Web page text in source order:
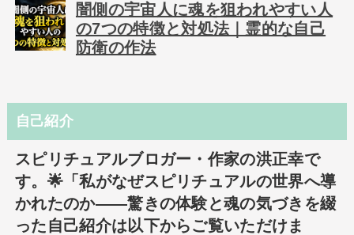
闇側の宇宙人に魂を狙われやすい人
の7つの特徴と対処法｜霊的な自己
防衛の作法
自己紹介
スピリチュアルブロガー・作家の洪正幸で
す。🌟「私がなぜスピリチュアルの世界へ導
かれたのか――驚きの体験と魂の気づきを綴
った自己紹介は以下からご覧いただけま